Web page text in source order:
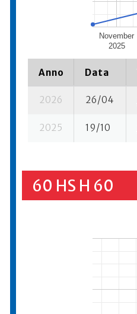
November
2025
Anno Data
2026 26/04
2025 19/10
60 HS H 60